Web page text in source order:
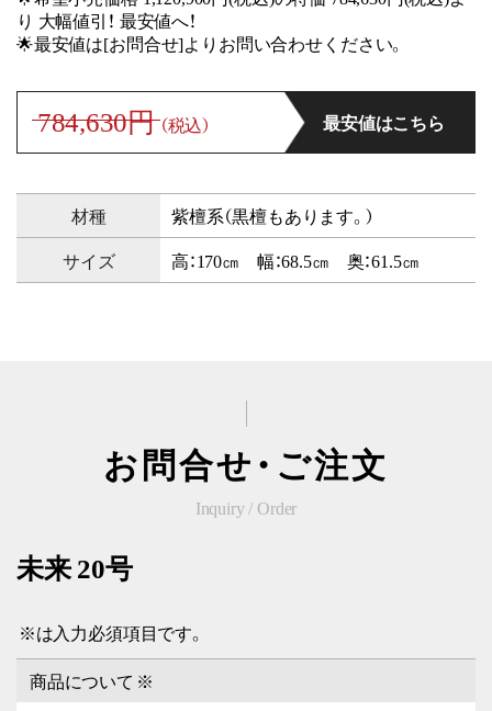
り 大幅値引！ 最安値へ！
🌟最安値は[お問合せ]よりお問い合わせください。
784,630円（税込） 最安値はこちら
材種
紫檀系（黒檀もあります。）
サイズ
高：170㎝ 幅：68.5㎝ 奥：61.5㎝
お問合せ・ご注文
Inquiry / Order
未来 20号
※は入力必須項目です。
商品について ※